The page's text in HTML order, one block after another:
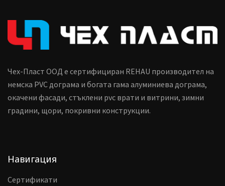
Чех-Пласт ООД е сертифициран REHAU производител на
немска PVC дограма и богата гама алуминиева дограма,
окачени фасади, стъклени pvc врати и витрини, зимни
градини, щори, покривни конструкции.
Навигация
Сертификати